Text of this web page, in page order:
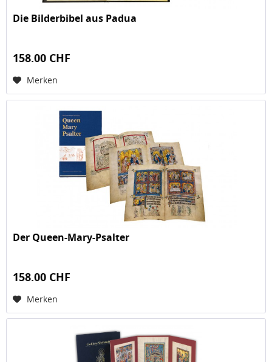
Die Bilderbibel aus Padua
158.00 CHF
Merken
Der Queen-Mary-Psalter
158.00 CHF
Merken